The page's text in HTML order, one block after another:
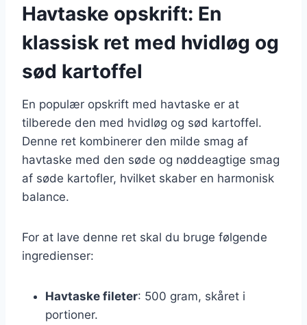
Havtaske opskrift: En
klassisk ret med hvidløg og
sød kartoffel
En populær opskrift med havtaske er at
tilberede den med hvidløg og sød kartoffel.
Denne ret kombinerer den milde smag af
havtaske med den søde og nøddeagtige smag
af søde kartofler, hvilket skaber en harmonisk
balance.
For at lave denne ret skal du bruge følgende
ingredienser:
Havtaske fileter: 500 gram, skåret i
portioner.